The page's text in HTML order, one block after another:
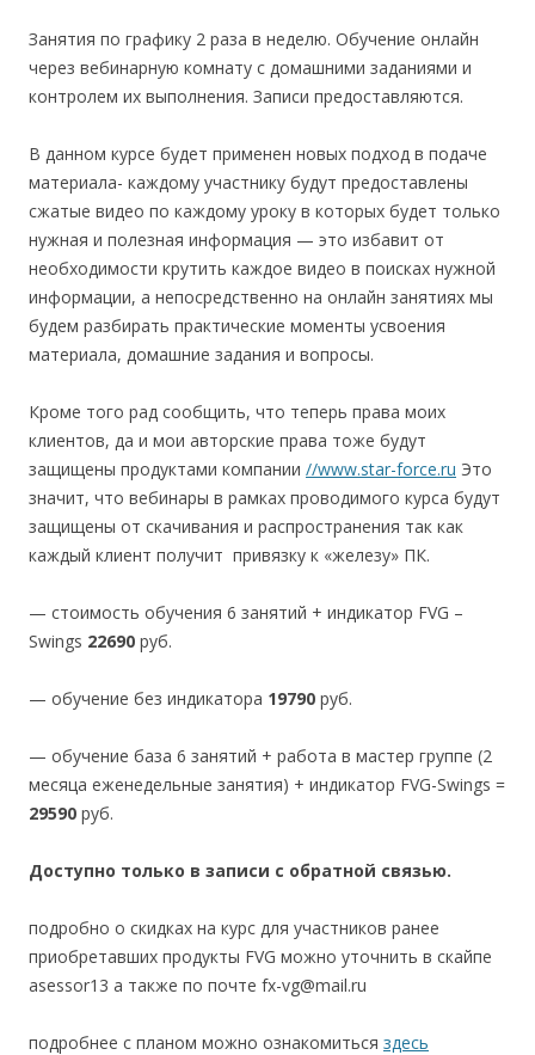
Занятия по графику 2 раза в неделю. Обучение онлайн
через вебинарную комнату с домашними заданиями и
контролем их выполнения. Записи предоставляются.
В данном курсе будет применен новых подход в подаче
материала- каждому участнику будут предоставлены
сжатые видео по каждому уроку в которых будет только
нужная и полезная информация — это избавит от
необходимости крутить каждое видео в поисках нужной
информации, а непосредственно на онлайн занятиях мы
будем разбирать практические моменты усвоения
материала, домашние задания и вопросы.
Кроме того рад сообщить, что теперь права моих
клиентов, да и мои авторские права тоже будут
защищены продуктами компании //www.star-force.ru Это
значит, что вебинары в рамках проводимого курса будут
защищены от скачивания и распространения так как
каждый клиент получит привязку к «железу» ПК.
— стоимость обучения 6 занятий + индикатор FVG –
Swings 22690 руб.
— обучение без индикатора 19790 руб.
— обучение база 6 занятий + работа в мастер группе (2
месяца еженедельные занятия) + индикатор FVG-Swings =
29590 руб.
Доступно только в записи с обратной связью.
подробно о скидках на курс для участников ранее
приобретавших продукты FVG можно уточнить в скайпе
asessor13 а также по почте fx-vg@mail.ru
подробнее с планом можно ознакомиться здесь